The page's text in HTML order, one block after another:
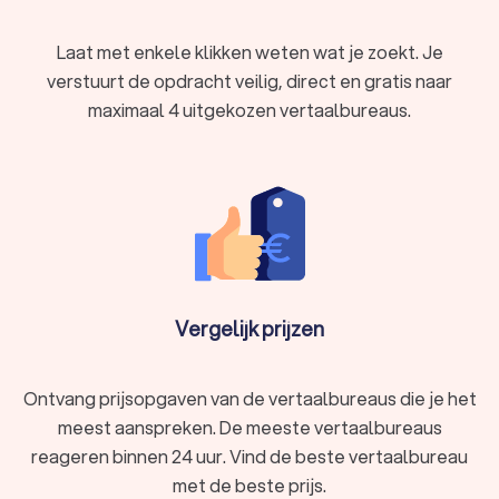
marketingvertalingen, een professioneel vertaalbureau
in Lisse beschikt over specialisten die vakjargon en
terminologie correct gebruiken.
Consistentie en kwaliteit:Een erkend vertaalbureau in
Soorten vertaalbureaus in Lisse en hun
hun eigen expertise en diensten. Hieronder bespreken we
rechtsgeldige vertalingen voor officiële documenten.
Technisch vertaalbureau:
handleidingen, productbeschrijvingen en
softwaredocumentatie.
Marketing en creatieve vertalingen:Helpt bedrijven hun
Laat met enkele klikken weten wat je zoekt. Je
verstuurt de opdracht veilig, direct en gratis naar
maximaal 4 uitgekozen vertaalbureaus.
Vergelijk prijzen
Ontvang prijsopgaven van de vertaalbureaus die je het
meest aanspreken. De meeste vertaalbureaus
reageren binnen 24 uur. Vind de beste vertaalbureau
met de beste prijs.